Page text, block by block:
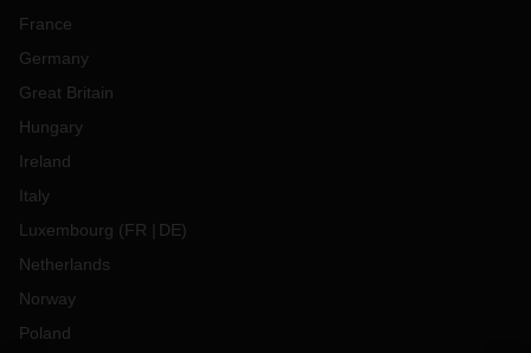
France
Germany
Great Britain
Hungary
Ireland
Italy
Luxembourg (FR DE)
Netherlands
Norway
Poland